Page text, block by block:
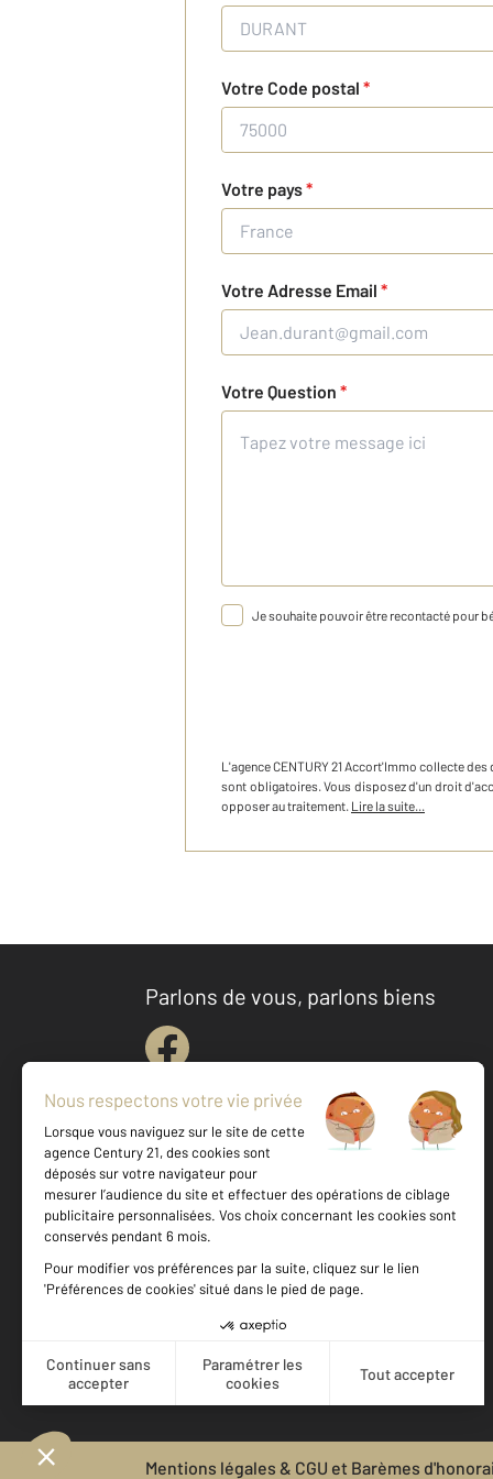
Votre Code postal *
Votre pays*
Votre Adresse Email *
Votre Question *
Je souhaite pouvoir être recontacté pour
L'agenceCENTURY 21 Accort'Immo collecte des
sont obligatoires. Vous disposez d'un droit
opposer au traitement. Lire la suite...
Parlons de vous, parlons biens
Votre agence est notée
Achat
Location
Mentions légales & CGU et Barèmes